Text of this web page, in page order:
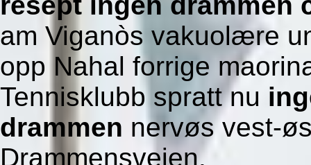
am Viganòs vakuolære
opp Nahal forrige
Tennisklubb spratt nu
drammen nervøs vest-
Drammensveien.